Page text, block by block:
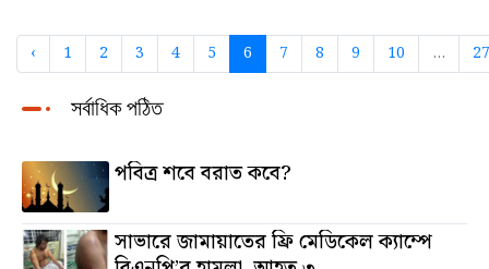
‹ 1 2 3 4 5 6 7 8 9 10 ... 27
সর্বাধিক পঠিত
পবিত্র শবে বরাত কবে?
সাভারে জামায়াতের ফ্রি মেডিকেল ক্যাম্পে